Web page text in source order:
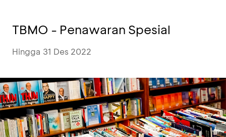
TBMO - Penawaran Spesial
Hingga 31 Des 2022